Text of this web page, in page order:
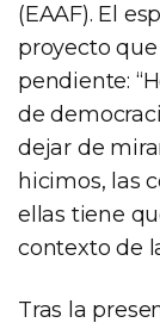
(EAAF). El
proyecto
pendiente:
de
dejar de
hicimos, las
ellas tiene
contexto de
Tras la